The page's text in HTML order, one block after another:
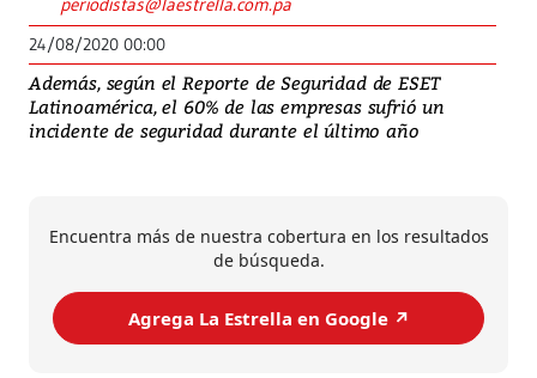
periodistas@laestrella.com.pa
24/08/2020 00:00
Además, según el Reporte de Seguridad de ESET
Latinoamérica, el 60% de las empresas sufrió un
incidente de seguridad durante el último año
Encuentra más de nuestra cobertura en los resultados
de búsqueda.
Agrega La Estrella en Google ↗️